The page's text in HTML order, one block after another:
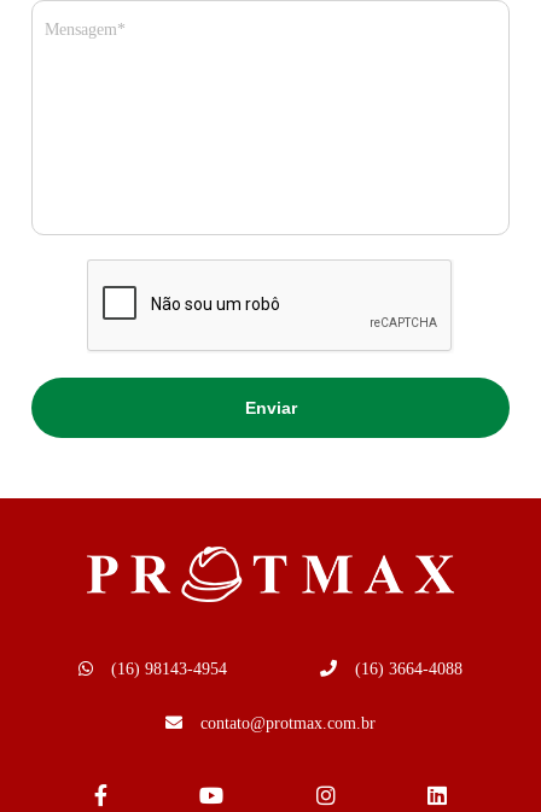
Mensagem*
(16) 98143-4954 (16) 3664-4088
contato@protmax.com.br